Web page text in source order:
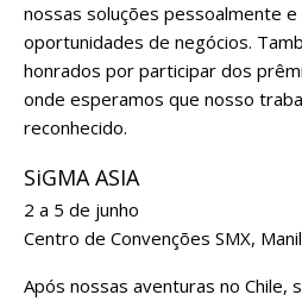
nossas soluções pessoalmente
oportunidades de negócios.
honrados por participar dos
onde esperamos que nosso
reconhecido.
SiGMA ASIA
2 a 5 de junho
Centro de Convenções SMX,
Após nossas aventuras no Chile,